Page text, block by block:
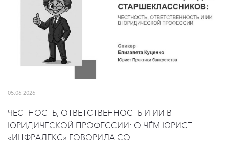
05.06.2026
ЧЕСТНОСТЬ, ОТВЕТСТВЕННОСТЬ И ИИ В
ЮРИДИЧЕСКОЙ ПРОФЕССИИ: О ЧЁМ ЮРИСТ
«ИНФРАЛЕКС» ГОВОРИЛА СО